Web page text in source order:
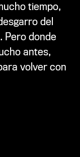
tiempo,
del
Pero donde
antes,
volver con